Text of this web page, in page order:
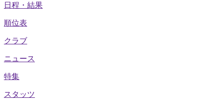
日程・結果
順位表
クラブ
ニュース
特集
スタッツ